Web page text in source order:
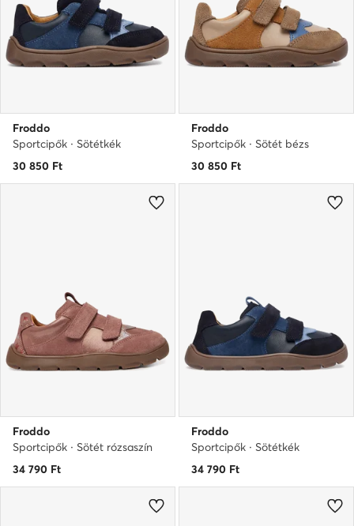
Froddo
Sportcipők · Sötétkék
30 850 Ft
Froddo
Sportcipők · Sötét bézs
30 850 Ft
Froddo
Sportcipők · Sötét rózsaszín
34 790 Ft
Froddo
Sportcipők · Sötétkék
34 790 Ft